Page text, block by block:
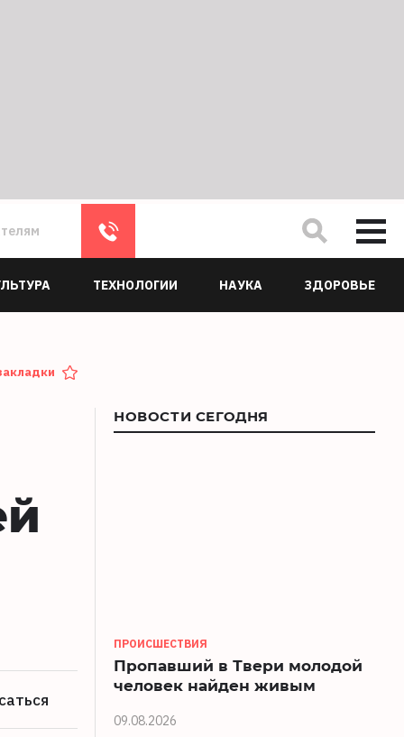
ТЕХНОЛОГИИ НАУКА ЗДОРОВЬЕ
НОВОСТИ СЕГОДНЯ
ПРОИСШЕСТВИЯ
Пропавший в Твери молодой
человек найден живым
09.08.2026